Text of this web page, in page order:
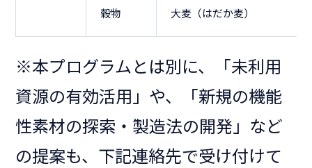
穀物 大麦（はだか麦）
※本プログラムとは別に、「未利用
資源の有効活用」や、「新規の機能
性素材の探索・製造法の開発」など
の提案も、下記連絡先で受け付けて